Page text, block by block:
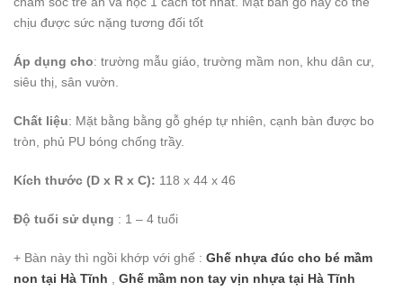
chịu được sức nặng tương đối tốt
Áp dụng cho: trường mẫu giáo, trường mầm non, khu dân cư,
siêu thị, sân vườn.
Chất liệu: Mặt bằng bằng gỗ ghép tự nhiên, cạnh bàn được bo
tròn, phủ PU bóng chống trầy.
Kích thước (D x R x C): 118 x 44 x 46
Độ tuổi sử dụng : 1 – 4 tuổi
+ Bàn này thì ngồi khớp với ghế : Ghế nhựa đúc cho bé mầm
non tại Hà Tĩnh
Ghế mầm non tay vịn nhựa tại Hà Tĩnh